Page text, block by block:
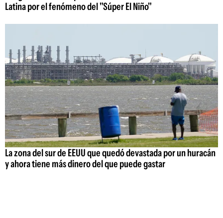
Latina por el fenómeno del "Súper El Niño"
La zona del sur de EEUU que quedó devastada por un huracán
y ahora tiene más dinero del que puede gastar